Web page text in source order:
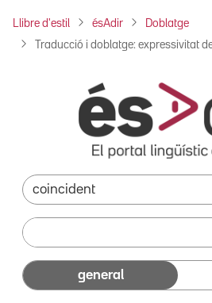
Llibre d'estil ésAdir Doblatge
Traducció i doblatge: expressivitat
general